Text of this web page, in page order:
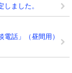
ました。
話」（昼間用）